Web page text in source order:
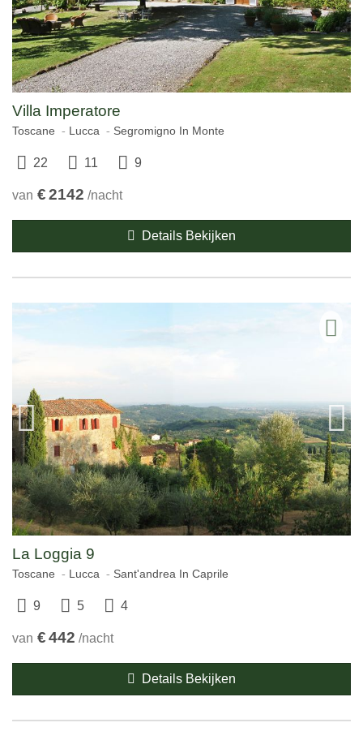
Villa Imperatore
Toscane Lucca Segromigno In Monte
22 11 9
van €2142 /nacht
Details Bekijken
La Loggia 9
Toscane Lucca Sant'andrea In Caprile
9 5 4
van €442 /nacht
Details Bekijken